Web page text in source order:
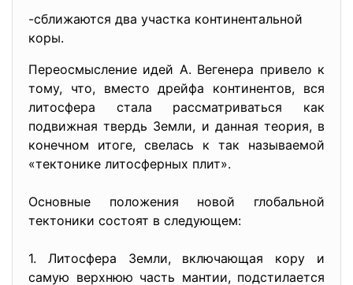
-сближаются два участка континентальной
коры.
Переосмысление идей А. Вегенера привело к
тому, что, вместо дрейфа континентов, вся
литосфера стала рассматриваться как
подвижная твердь Земли, и данная теория, в
конечном итоге, свелась к так называемой
«тектонике литосферных плит».
Основные положения новой глобальной
тектоники состоят в следующем:
1. Литосфера Земли, включающая кору и
самую верхнюю часть мантии, подстилается